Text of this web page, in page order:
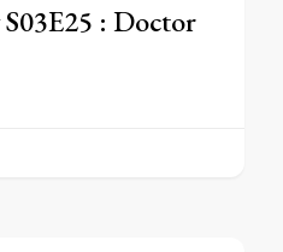
: Doctor